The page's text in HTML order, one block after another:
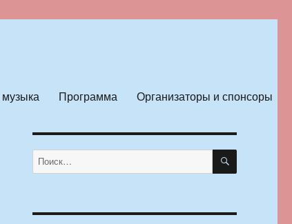
Программа Организаторы и спонсоры
Искать: ПОИСК